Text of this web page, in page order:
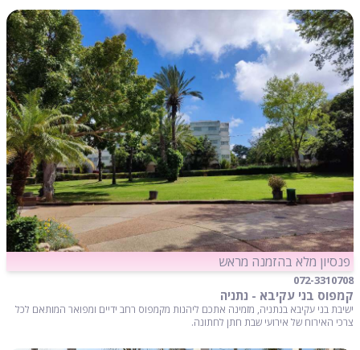
פנסיון מלא בהזמנה מראש
072-3310708
קמפוס בני עקיבא - נתניה
ישיבת בני עקיבא בנתניה, מזמינה אתכם ליהנות מקמפוס רחב ידיים ומפואר המותאם לכל
צרכי האירוח של אירועי שבת חתן לחתונה.